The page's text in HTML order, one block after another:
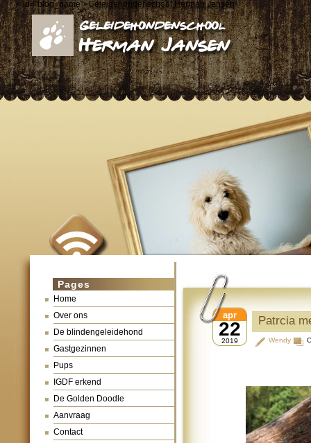
< id="blog_name">Geleidehondenschool Herman Jansen
Pages
Home
Over ons
De blindengeleidehond
Gastgezinnen
Pups
IGDF erkend
De Golden Doodle
Aanvraag
Contact
Patrcia
22
apr
2019 Wendy